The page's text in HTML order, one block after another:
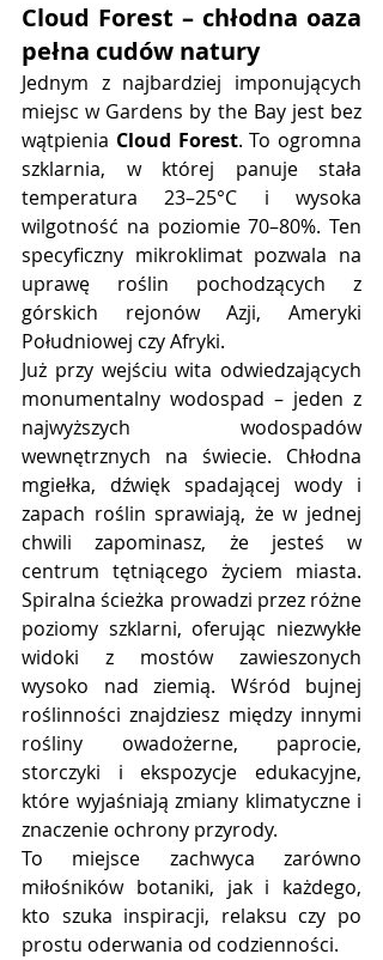
Cloud Forest – chłodna oaza
pełna cudów natury
Jednym z najbardziej imponujących
miejsc w Gardens by the Bay jest bez
wątpienia Cloud Forest. To ogromna
szklarnia, w której panuje stała
temperatura 23–25°C i wysoka
wilgotność na poziomie 70–80%. Ten
specyficzny mikroklimat pozwala na
uprawę roślin pochodzących z
górskich rejonów Azji, Ameryki
Południowej czy Afryki.
Już przy wejściu wita odwiedzających
monumentalny wodospad – jeden z
najwyższych wodospadów
wewnętrznych na świecie. Chłodna
mgiełka, dźwięk spadającej wody i
zapach roślin sprawiają, że w jednej
chwili zapominasz, że jesteś w
centrum tętniącego życiem miasta.
Spiralna ścieżka prowadzi przez różne
poziomy szklarni, oferując niezwykłe
widoki z mostów zawieszonych
wysoko nad ziemią. Wśród bujnej
roślinności znajdziesz między innymi
rośliny owadożerne, paprocie,
storczyki i ekspozycje edukacyjne,
które wyjaśniają zmiany klimatyczne i
znaczenie ochrony przyrody.
To miejsce zachwyca zarówno
miłośników botaniki, jak i każdego,
kto szuka inspiracji, relaksu czy po
prostu oderwania od codzienności.